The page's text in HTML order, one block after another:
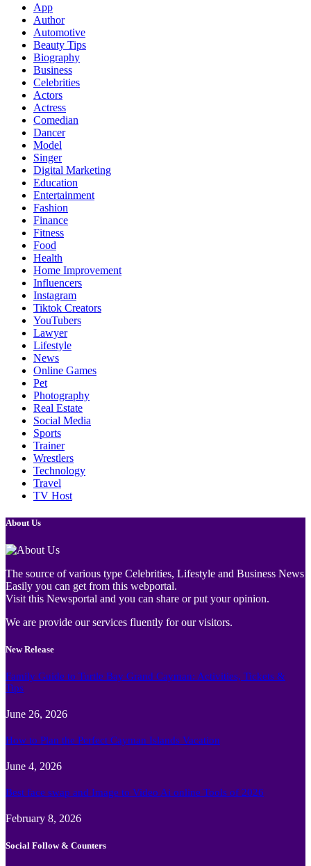
App
Author
Automotive
Beauty Tips
Biography
Business
Celebrities
Actors
Actress
Comedian
Dancer
Model
Singer
Digital Marketing
Education
Entertainment
Fashion
Finance
Fitness
Food
Health
Home Improvement
Influencers
Instagram
Tiktok Creators
YouTubers
Lawyer
Lifestyle
News
Online Games
Pet
Photography
Real Estate
Social Media
Sports
Trainer
Wrestlers
Technology
Travel
TV Host
About Us
The source of various type Celebrities, Lifestyle and Business News
Easily you can get from this webportal.
Visit this Newsportal and you can share or put your opinion.
We are provide our services fluently for our visitors.
New Release
Family Guide to Turtle Bay Grand Cayman: Activities, Tickets &
Tips
June 26, 2026
How to Plan the Perfect Cayman Islands Vacation
June 4, 2026
Best face swap and Image to Video Ai online Tools of 2026
February 8, 2026
Social Follow & Counters